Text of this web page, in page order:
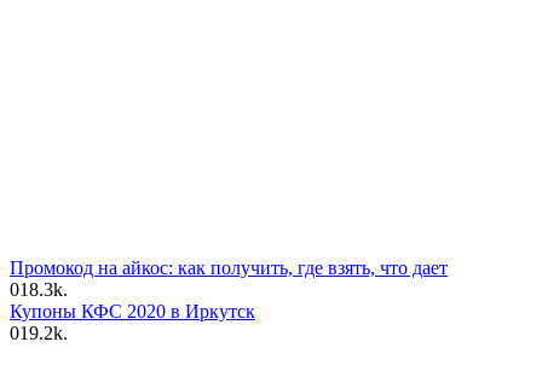
Промокод на айкос: как получить, где взять, что дает
018.3k.
Купоны КФС 2020 в Иркутск
019.2k.